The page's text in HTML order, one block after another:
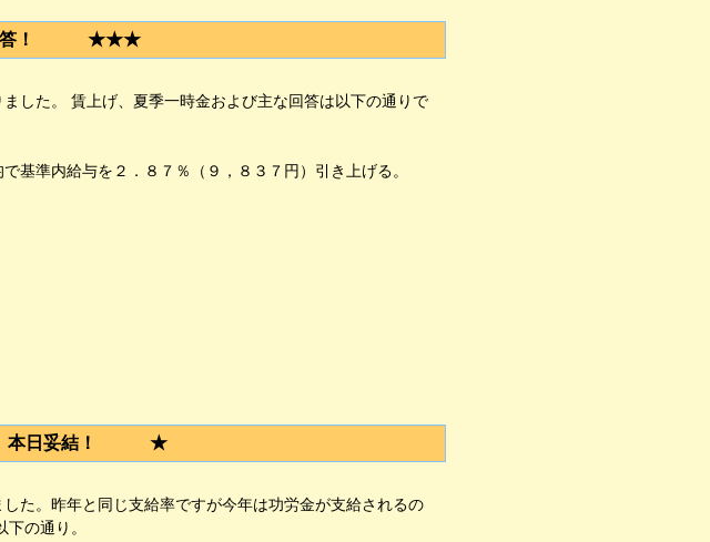
答！ ★★★
した。 賃上げ、夏季一時金および主な回答は以下の通りで
準内給与を２．８７％（９，８３７円）引き上げる。
本日妥結！ ★
た。昨年と同じ支給率ですが今年は功労金が支給されるの
の通り。